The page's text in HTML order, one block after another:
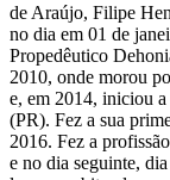
de Araújo, Filipe
no dia em 01 de
Propedêutico
2010, onde morou
e, em 2014, iniciou a
(PR). Fez a sua
2016. Fez a
e no dia seguinte,